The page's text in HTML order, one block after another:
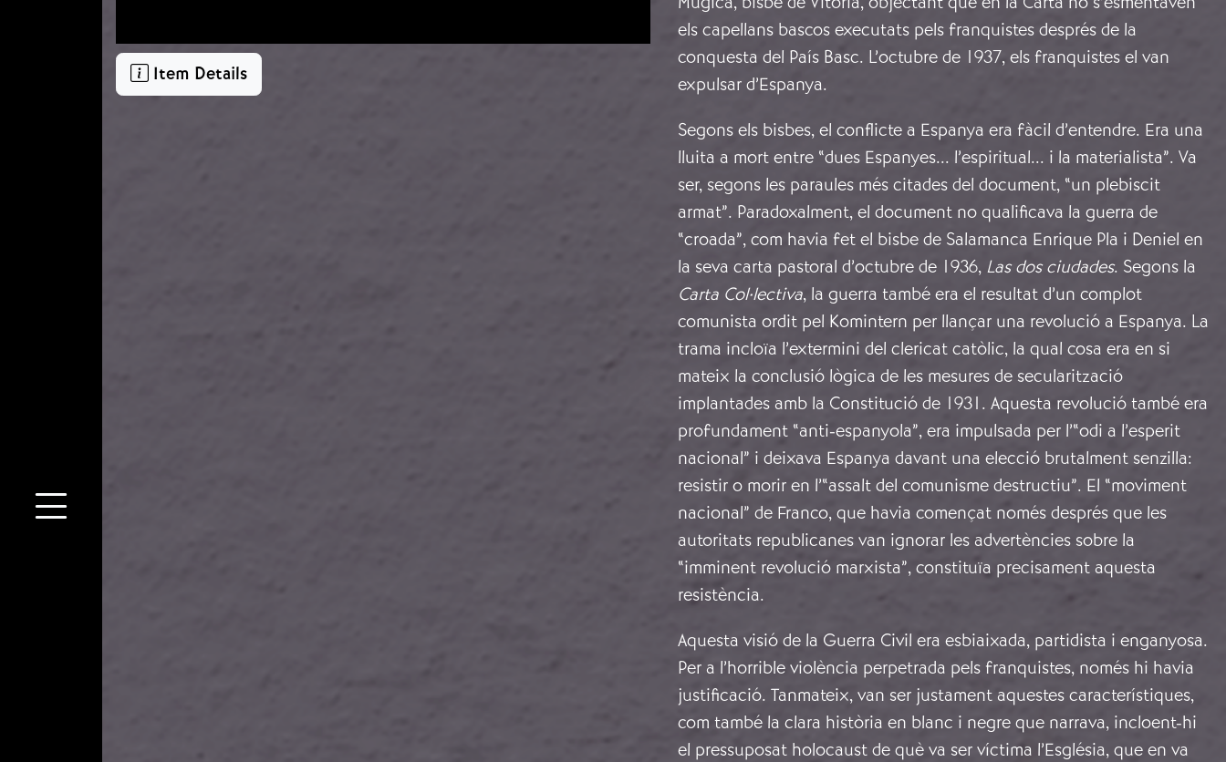
Item Details
els capellans bascos executats pels franquistes després de la
conquesta del País Basc. L’octubre de 1937, els franquistes el van
expulsar d’Espanya.
Segons els bisbes, el conflicte a Espanya era fàcil d’entendre. Era una
lluita a mort entre “dues Espanyes... l’espiritual... i la materialista”. Va
ser, segons les paraules més citades del document, “un plebiscit
armat”. Paradoxalment, el document no qualificava la guerra de
“croada”, com havia fet el bisbe de Salamanca Enrique Pla i Deniel en
la seva carta pastoral d’octubre de 1936, Las dos ciudades. Segons la
Carta Col·lectiva, la guerra també era el resultat d’un complot
comunista ordit pel Komintern per llançar una revolució a Espanya. La
trama incloïa l’extermini del clericat catòlic, la qual cosa era en si
mateix la conclusió lògica de les mesures de secularització
implantades amb la Constitució de 1931. Aquesta revolució també era
profundament “anti-espanyola”, era impulsada per l’“odi a l’esperit
nacional” i deixava Espanya davant una elecció brutalment senzilla:
resistir o morir en l’“assalt del comunisme destructiu”. El “moviment
nacional” de Franco, que havia començat només després que les
autoritats republicanes van ignorar les advertències sobre la
“imminent revolució marxista”, constituïa precisament aquesta
resistència.
Aquesta visió de la Guerra Civil era esbiaixada, partidista i enganyosa.
Per a l’horrible violència perpetrada pels franquistes, només hi havia
justificació. Tanmateix, van ser justament aquestes característiques,
com també la clara història en blanc i negre que narrava, incloent-hi
el pressuposat holocaust de què va ser víctima l’Església, que en va